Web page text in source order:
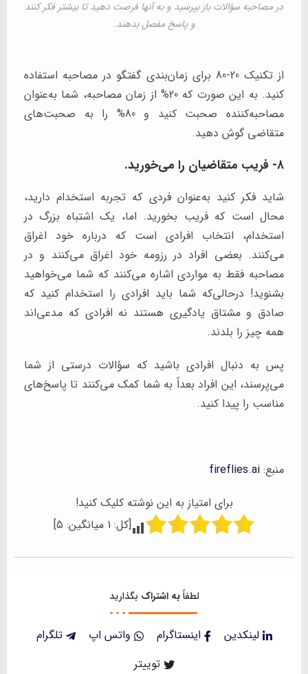
در مصاحبه سؤالات باز بپرسید و به آنها فرصت دهید تا بیشتر فکر کنند
و پاسخ مفصل بدهند.
از تکنیک 20-80 برای زمان‌بندی گفتگو در مصاحبه استفاده
کنید. به این صورت که 20% از زمان مصاحبه، شما به‌عنوان
مصاحبه‌کننده صحبت کنید و 80% را به صحبت‌های
متقاضی گوش دهید.
۸- فریب متقاضیان را می‌خورید.
شاید فکر کنید به‌عنوان فردی که تجربه استخدام دارید،
محال است که فریب بخورید. اما، یک اشتباه بزرگ در
استخدام، انتخاب افرادی است که درباره خود اغراق
می‌کنند. بعضی افراد در رزومه خود اغراق می‌کنند و در
مصاحبه فقط به مواردی اشاره می‌کنند که شما می‌خواهید
بشنوید! درحالی‌که شما باید افرادی را استخدام کنید که
صادق و مشتاق یادگیری هستند نه افرادی که مدعی‌اند
همه چیز را بلدند.
پس به دنبال افرادی باشید که سؤالات درستی از شما
می‌پرسند، این افراد بعداً به شما کمک می‌کنند تا پاسخ‌های
مناسب را پیدا کنید.
منبع: fireflies.ai
برای امتیاز به این نوشته کلیک کنید!
[کل:1 میانگین: 5
]
لطفاًبه اشتراک بگذارید
لینکدین اینستاگرام واتس اپ
تلگرام
توییتر